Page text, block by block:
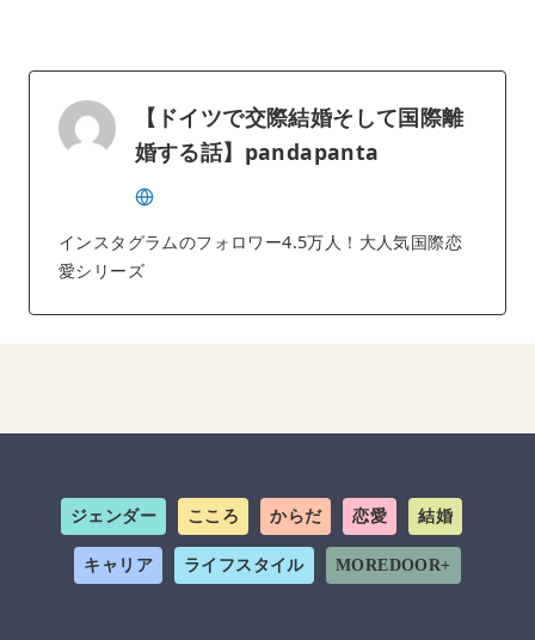
【ドイツで交際結婚そして国際離
婚する話】pandapanta
インスタグラムのフォロワー4.5万人！大人気国際恋
愛シリーズ
ジェンダー こころ からだ 恋愛 結婚
キャリア ライフスタイル MOREDOOR+